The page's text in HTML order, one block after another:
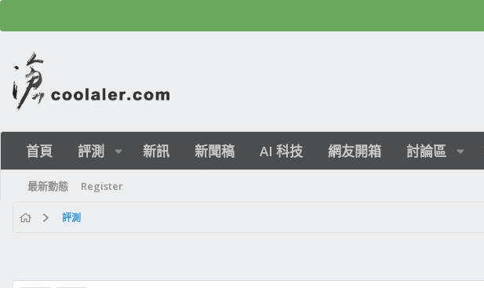
首頁 評測 新訊 新聞稿 AI 科技 網友開箱 討論區
最新動態 Register
評測